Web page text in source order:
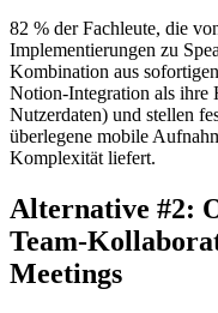
82 % der Fachleute, die
Implementierungen zu
Kombination aus
Notion-Integration als ihre
Nutzerdaten) und stellen
überlegene mobile
Komplexität liefert.
Alternative #2:
Team-
Meetings